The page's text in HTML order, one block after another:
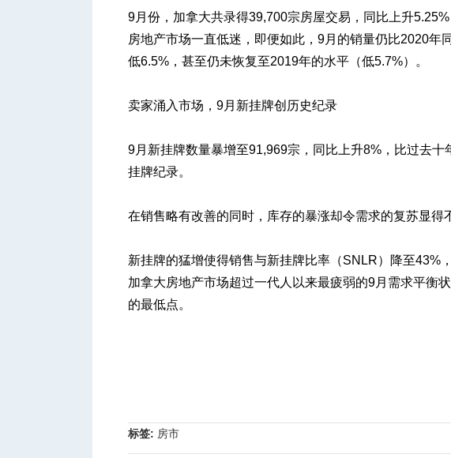
9月份，加拿大共录得39,700宗房屋交易，同比上升
房地产市场一直低迷，即便如此，9月的销量仍比2020年
低6.5%，甚至仍未恢复至2019年的水平（低5.7%）。
卖家涌入市场，9月新挂牌创历史纪录
9月新挂牌数量暴增至91,969宗，同比上升8%，比过去十
挂牌纪录。
在销售略有改善的同时，库存的暴涨却令需求的复苏显得
新挂牌的猛增使得销售与新挂牌比率（SNLR）降至43%
加拿大房地产市场超过一代人以来最疲弱的9月需求平
的最低点。
标签: 房市